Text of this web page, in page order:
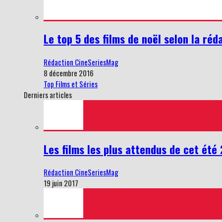
Le top 5 des films de noël selon la
Rédaction CineSeriesMag
8 décembre 2016
Top Films et Séries
Derniers articles
Les films les plus attendus de cet été
Rédaction CineSeriesMag
19 juin 2017